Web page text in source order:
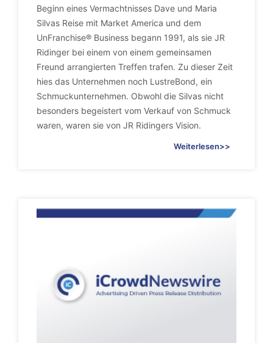
Beginn eines Vermachtnisses Dave und Maria
Silvas Reise mit Market America und dem
UnFranchise® Business begann 1991, als sie JR
Ridinger bei einem von einem gemeinsamen
Freund arrangierten Treffen trafen. Zu dieser Zeit
hies das Unternehmen noch LustreBond, ein
Schmuckunternehmen. Obwohl die Silvas nicht
besonders begeistert vom Verkauf von Schmuck
waren, waren sie von JR Ridingers Vision.
Weiterlesen>>